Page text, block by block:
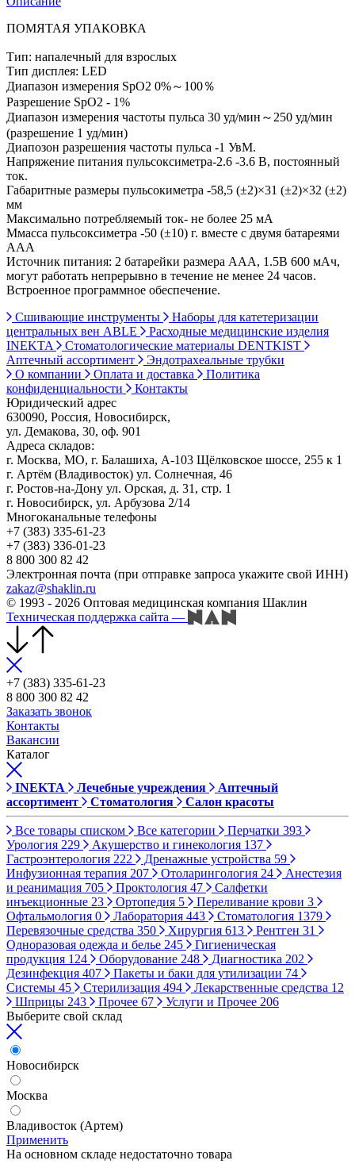
ПОМЯТАЯ УПАКОВКА
Тип: напалечный для взрослых
Тип дисплея: LED
Диапазон измерения SpO2 0%～100％
Разрешение SpO2 - 1%
Диапазон измерения частоты пульса 30 уд/мин～250 уд/мин
(разрешение 1 уд/мин)
Диапозон разрешения частоты пульса -1 УвМ.
Напряжение питания пульсоксиметра-2.6 -3.6 В, постоянный
ток.
Габаритные размеры пульсокиметра -58,5 (±2)×31 (±2)×32 (±2)
мм
Максимально потребляемый ток- не более 25 мА
Ммасса пульсоксиметра -50 (±10) г. вместе с двумя батареями
ААА
Источник питания: 2 батарейки размера ААА, 1.5В 600 мАч,
могут работать непрерывно в течение не менее 24 часов.
Встроенное программное обеспечение.
Сшивающие инструменты
Наборы для катетеризации
центральных вен ABLE
Расходные медицинские изделия
INEKTA
Стоматологические материалы DENTKIST
Аптечный ассортимент
Эндотрахеальные трубки
О компании
Оплата и доставка
Политика
конфиденциальности
Контакты
Юридический адрес
630090, Россия, Новосибирск,
ул. Демакова, 30, оф. 901
Адреса складов:
г. Москва, МО, г. Балашиха, А-103 Щёлковское шоссе, 255 к 1
г. Артём (Владивосток) ул. Солнечная, 46
г. Ростов-на-Дону ул. Орская, д. 31, стр. 1
г. Новосибирск, ул. Арбузова 2/14
Многоканальные телефоны
+7 (383) 335-61-23
+7 (383) 336-01-23
8 800 300 82 42
Электронная почта (при отправке запроса укажите свой ИНН)
zakaz@shaklin.ru
© 1993 - 2026 Оптовая медицинская компания Шаклин
Техническая поддержка сайта —
+7 (383) 335-61-23
8 800 300 82 42
Заказать звонок
Контакты
Вакансии
Каталог
INEKTA Лечебные учреждения
Аптечный
ассортимент
Стоматология Салон красоты
Все товары списком Все категории Перчатки 393
Урология 229 Акушерство и гинекология 137
Гастроэнтерология 222 Дренажные устройства 59
Инфузионная терапия 207 Отоларингология 24
Анестезия
и реанимация 705 Проктология 47
Салфетки
инъекционные 23 Ортопедия 5 Переливание крови 3
Офтальмология 0 Лаборатория 443 Стоматология 1379
Перевязочные средства 350 Хирургия 613 Рентген 31
Одноразовая одежда и белье 245
Гигиеническая
продукция 124 Оборудование 248 Диагностика 202
Дезинфекция 407 Пакеты и баки для утилизации 74
Системы 45 Стерилизация 494 Лекарственные средства 12
Шприцы 243 Прочее 67 Услуги и Прочее 206
Выберите свой склад
Новосибирск
Москва
Владивосток (Артем)
Применить
На основном складе недостаточно товара